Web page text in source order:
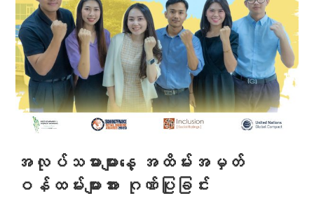
အလုပ်သမားများနေ့ အထိမ်းအမှတ်
ဝန်ထမ်းများအား ဂုဏ်ပြုခြင်း